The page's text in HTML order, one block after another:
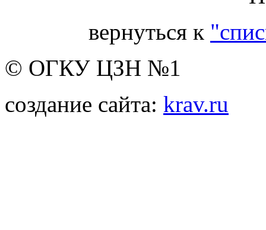
вернуться к
© ОГКУ ЦЗН №1
создание сайта: krav.ru